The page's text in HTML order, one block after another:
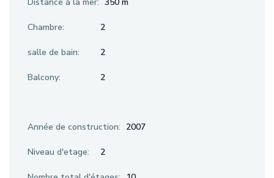
Chambre: 2
salle de bain: 2
Balcony: 2
Année de construction: 2007
Niveau d'etage: 2